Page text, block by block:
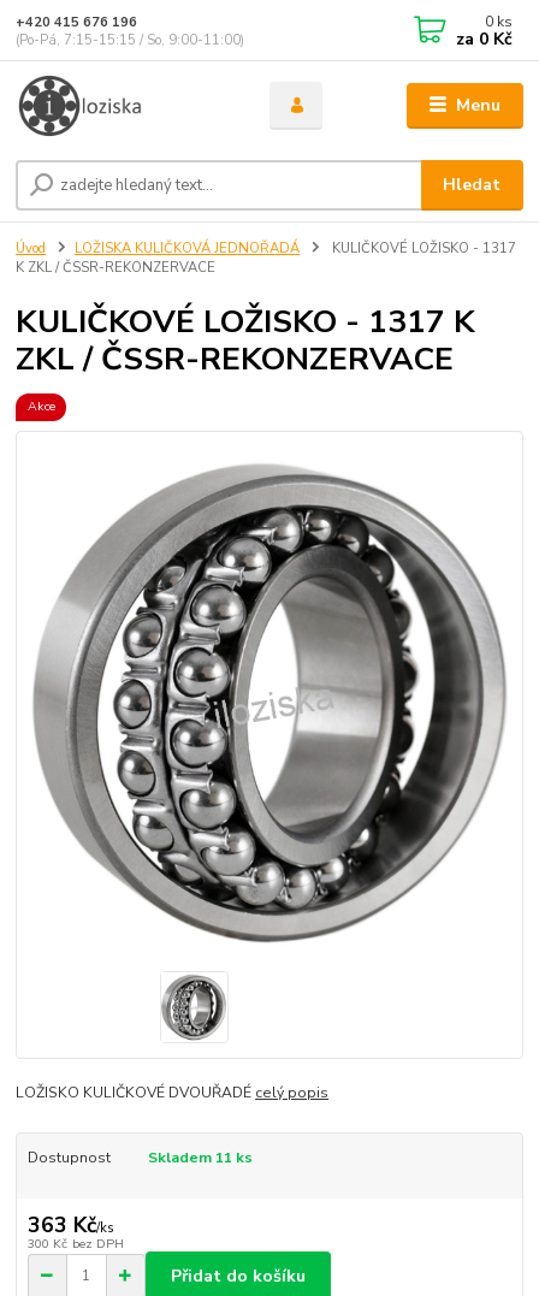
Menu
Hledat
+420 415 676 196
(Po-Pá, 7:15-15:15 / So, 9:00-11:00)
0 ks
za 0 Kč
Úvod LOŽISKA KULIČKOVÁ JEDNOŘADÁ
KULIČKOVÉ LOŽISKO - 1317
K ZKL / ČSSR-REKONZERVACE
KULIČKOVÉ LOŽISKO - 1317 K
ZKL / ČSSR-REKONZERVACE
Akce
LOŽISKO KULIČKOVÉ DVOUŘADÉ celý popis
Dostupnost Skladem 11 ks
363 Kč/ks
300 Kč bez DPH
Přidat do košíku